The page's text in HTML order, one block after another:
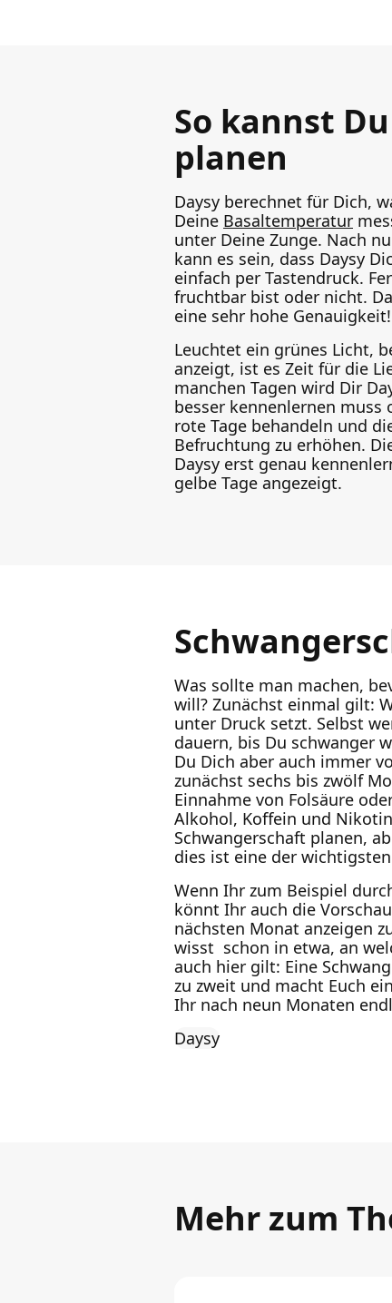
So kannst
planen
Daysy berechnet für Dich,
Deine Basaltemperatur
unter Deine Zunge. Nach
kann es sein, dass Daysy
einfach per Tastendruck.
fruchtbar bist oder nicht.
eine sehr hohe Genauigkeit!
Leuchtet ein grünes Licht,
anzeigt, ist es Zeit für die
manchen Tagen wird Dir
besser kennenlernen muss
rote Tage behandeln und
Befruchtung zu erhöhen.
Daysy erst genau
gelbe Tage angezeigt.
Was sollte man machen,
will? Zunächst einmal gilt:
unter Druck setzt. Selbst
dauern, bis Du schwanger
Du Dich aber auch immer
zunächst sechs bis zwölf
Einnahme von Folsäure
Alkohol, Koffein und
Schwangerschaft planen,
dies ist eine der
Wenn Ihr zum Beispiel
könnt Ihr auch die
nächsten Monat anzeigen
wisst schon in etwa, an
auch hier gilt: Eine
zu zweit und macht Euch
Ihr nach neun Monaten
Daysy
Mehr zum